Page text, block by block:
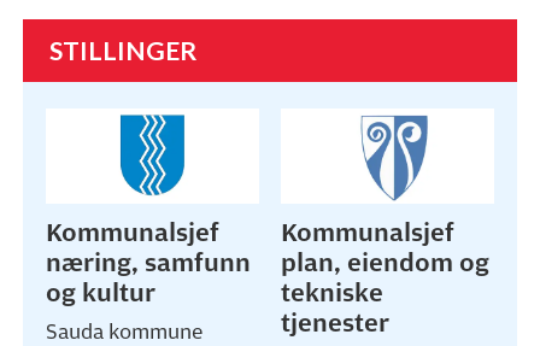
STILLINGER
Kommunalsjef
næring, samfunn
og kultur
Sauda kommune
Kommunalsjef
plan, eiendom og
tekniske
tjenester